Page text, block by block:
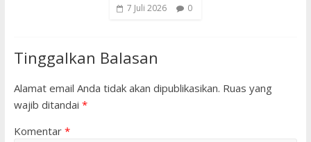
7 Juli 2026 0
Tinggalkan Balasan
Alamat email Anda tidak akan dipublikasikan. Ruas yang
wajib ditandai *
Komentar *